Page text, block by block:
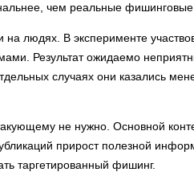
чем реальные
на людях. В эксперименте
Результат ожидаемо
случаях они казались
не нужно. Основной
прирост полезной
таргетированный фишинг.